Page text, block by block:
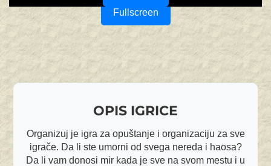
Fullscreen
OPIS IGRICE
Organizuj je igra za opuštanje i organizaciju za sve
igrače. Da li ste umorni od svega nereda i haosa?
Da li vam donosi mir kada je sve na svom mestu i u